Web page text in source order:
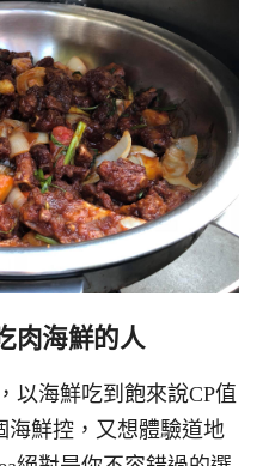
肉海鮮的人
以海鮮吃到飽來說CP值
海鮮控，又想體驗道地